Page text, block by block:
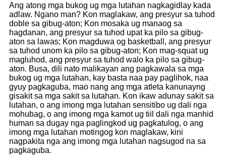
Ang atong mga bukog ug mga lutahan nagkagidlay kada
adlaw. Ngano man? Kon maglakaw, ang presyur sa tuhod
doble sa gibug-aton; Kon mosaka ug manaog sa
hagdanan, ang presyur sa tuhod upat ka pilo sa gibug-
aton sa lawas; Kon magduwa og basketball, ang presyur
sa tuhod unom ka pilo sa gibug-aton; Kon mag-squat ug
magluhod, ang presyur sa tuhod walo ka pilo sa gibug-
aton. Busa, dili nato malikayan ang pagkawala sa mga
bukog ug mga lutahan, kay basta naa pay paglihok, naa
gyuy pagkaguba, mao nang ang mga atleta kanunayng
gisakit sa mga sakit sa lutahan. Kon ikaw adunay sakit sa
lutahan, o ang imong mga lutahan sensitibo ug dali nga
mohubag, o ang imong mga kamot ug tiil dali nga manhid
human sa dugay nga paglingkod ug pagkatulog, o ang
imong mga lutahan motingog kon maglakaw, kini
nagpakita nga ang imong mga lutahan nagsugod na sa
pagkaguba.